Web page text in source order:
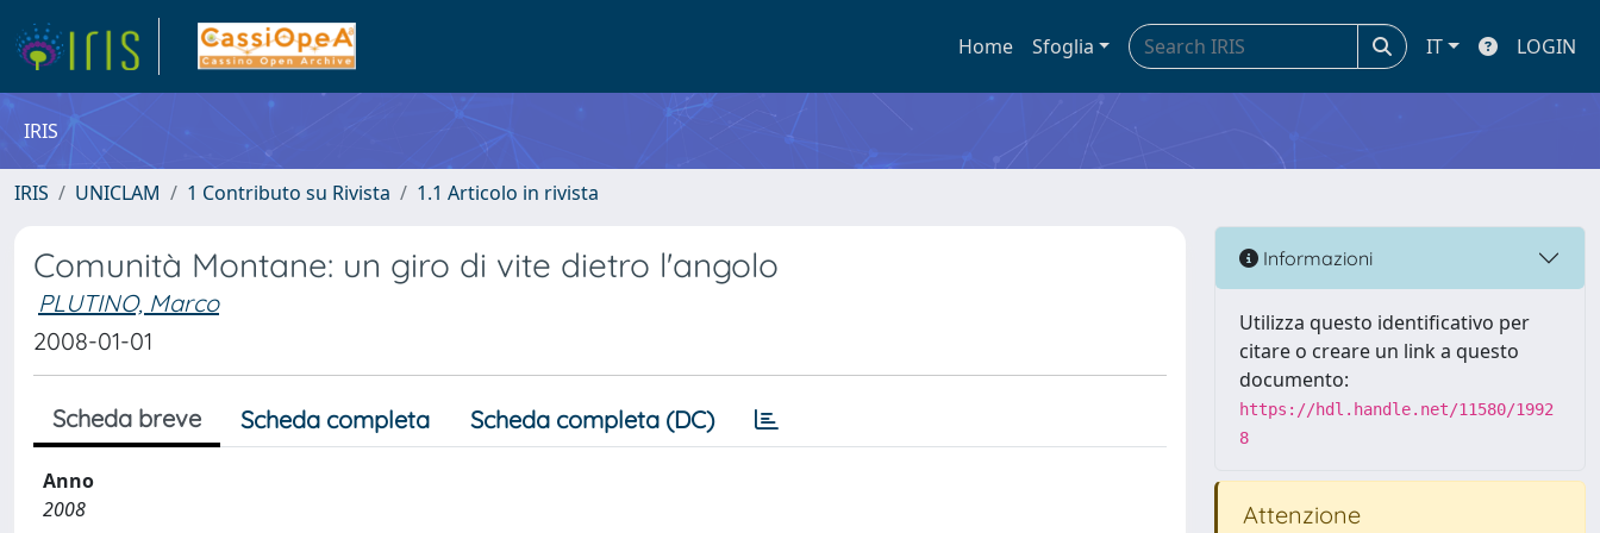
Home Sfoglia IT LOGIN
IRIS
IRIS UNICLAM 1 Contributo su Rivista 1.1 Articolo in rivista
Comunità Montane: un giro di vite dietro l'angolo
PLUTINO, Marco
2008-01-01
Scheda breve Scheda completa Scheda completa (DC)
Anno
2008
Informazioni
Utilizza questo identificativo per
citare o creare un link a questo
documento:
https://hdl.handle.net/11580/1992
8
Attenzione